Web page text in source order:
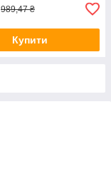
989,47 ₴
Купити